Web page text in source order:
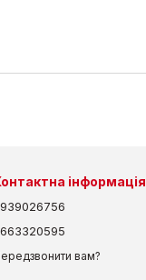
інформація
вам?